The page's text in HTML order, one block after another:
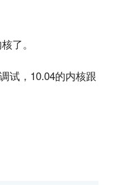
了。
试，10.04的内核跟